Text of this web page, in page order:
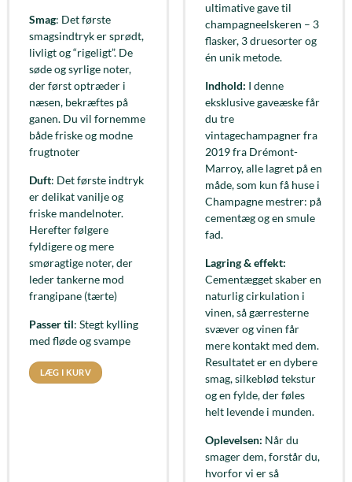
Smag: Det første
smagsindtryk er sprødt,
livligt og “rigeligt”. De
søde og syrlige noter,
der først optræder i
næsen, bekræftes på
ganen. Du vil fornemme
både friske og modne
frugtnoter
Duft: Det første indtryk
er delikat vanilje og
friske mandelnoter.
Herefter følgere
fyldigere og mere
smøragtige noter, der
leder tankerne mod
frangipane (tærte)
Passer til: Stegt kylling
med fløde og svampe
LÆG I KURV
ultimative gave til
champagneelskeren – 3
flasker, 3 druesorter og
én unik metode.
Indhold: I denne
eksklusive gaveæske får
du tre
vintagechampagner fra
2019 fra Drémont-
Marroy, alle lagret på en
måde, som kun få huse i
Champagne mestrer: på
cementæg og en smule
fad.
Lagring & effekt:
Cementægget skaber en
naturlig cirkulation i
vinen, så gærresterne
svæver og vinen får
mere kontakt med dem.
Resultatet er en dybere
smag, silkeblød tekstur
og en fylde, der føles
helt levende i munden.
Oplevelsen: Når du
smager dem, forstår du,
hvorfor vi er så